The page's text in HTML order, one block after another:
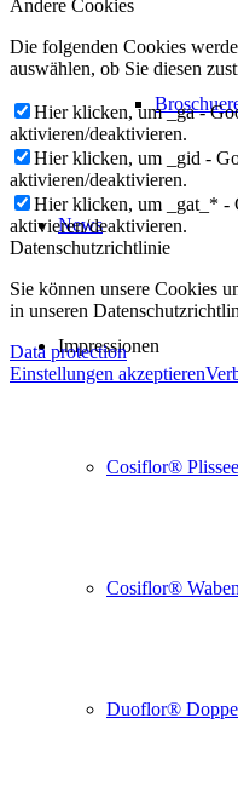
News
Impressionen
Cosiflor®
Cosiflor®
Duoflor®
Andere Cookies
Die folgenden Cookies
auswählen, ob Sie diesen
Hier klicken, um _ga -
aktivieren/deaktivieren.
Hier klicken, um _gid -
aktivieren/deaktivieren.
Hier klicken, um _gat_* -
aktivieren/deaktivieren.
Datenschutzrichtlinie
Sie können unsere Cookies
in unseren
Data protection
Einstellungen akzeptieren